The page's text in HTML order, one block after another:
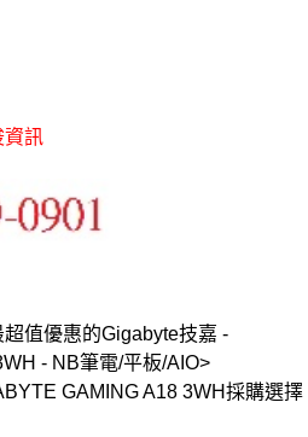
資訊
值優惠的Gigabyte技嘉 -
- NB筆電/平板/AIO>
GAMING A18 3WH採購選擇